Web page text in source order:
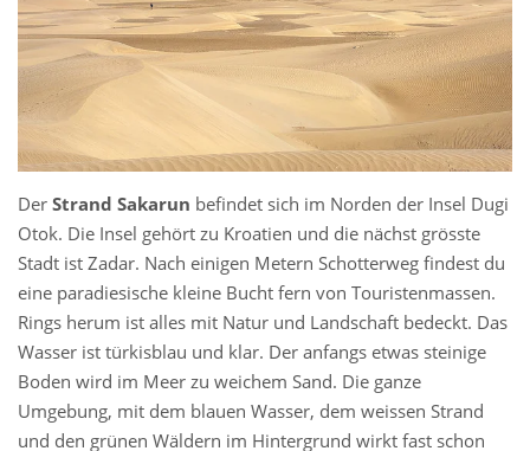
Der Strand Sakarun befindet sich im Norden der Insel Dugi
Otok. Die Insel gehört zu Kroatien und die nächst grösste
Stadt ist Zadar. Nach einigen Metern Schotterweg findest du
eine paradiesische kleine Bucht fern von Touristenmassen.
Rings herum ist alles mit Natur und Landschaft bedeckt. Das
Wasser ist türkisblau und klar. Der anfangs etwas steinige
Boden wird im Meer zu weichem Sand. Die ganze
Umgebung, mit dem blauen Wasser, dem weissen Strand
und den grünen Wäldern im Hintergrund wirkt fast schon